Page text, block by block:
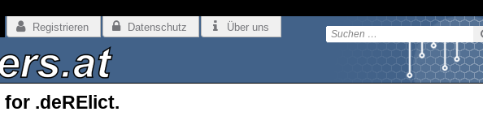
Registrieren Datenschutz Über uns
.deRElict.